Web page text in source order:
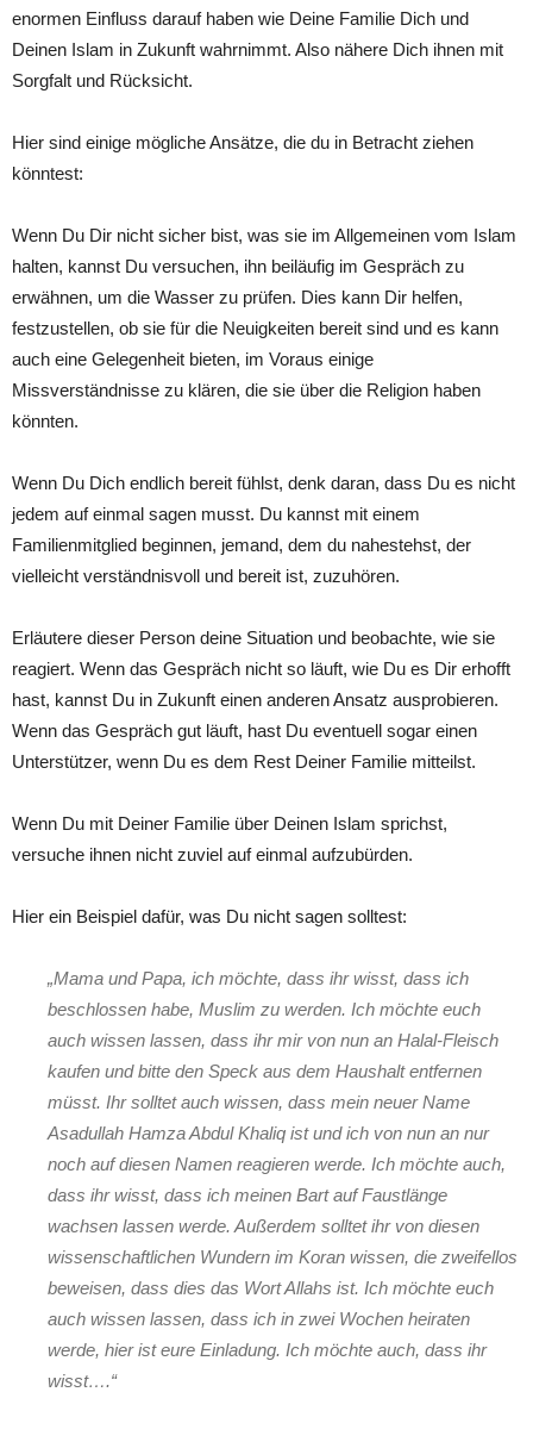
enormen Einfluss darauf haben wie Deine Familie Dich und
Deinen Islam in Zukunft wahrnimmt. Also nähere Dich ihnen mit
Sorgfalt und Rücksicht.
Hier sind einige mögliche Ansätze, die du in Betracht ziehen
könntest:
Wenn Du Dir nicht sicher bist, was sie im Allgemeinen vom Islam
halten, kannst Du versuchen, ihn beiläufig im Gespräch zu
erwähnen, um die Wasser zu prüfen. Dies kann Dir helfen,
festzustellen, ob sie für die Neuigkeiten bereit sind und es kann
auch eine Gelegenheit bieten, im Voraus einige
Missverständnisse zu klären, die sie über die Religion haben
könnten.
Wenn Du Dich endlich bereit fühlst, denk daran, dass Du es nicht
jedem auf einmal sagen musst. Du kannst mit einem
Familienmitglied beginnen, jemand, dem du nahestehst, der
vielleicht verständnisvoll und bereit ist, zuzuhören.
Erläutere dieser Person deine Situation und beobachte, wie sie
reagiert. Wenn das Gespräch nicht so läuft, wie Du es Dir erhofft
hast, kannst Du in Zukunft einen anderen Ansatz ausprobieren.
Wenn das Gespräch gut läuft, hast Du eventuell sogar einen
Unterstützer, wenn Du es dem Rest Deiner Familie mitteilst.
Wenn Du mit Deiner Familie über Deinen Islam sprichst,
versuche ihnen nicht zuviel auf einmal aufzubürden.
Hier ein Beispiel dafür, was Du nicht sagen solltest:
„Mama und Papa, ich möchte, dass ihr wisst, dass ich
beschlossen habe, Muslim zu werden. Ich möchte euch
auch wissen lassen, dass ihr mir von nun an Halal-Fleisch
kaufen und bitte den Speck aus dem Haushalt entfernen
müsst. Ihr solltet auch wissen, dass mein neuer Name
Asadullah Hamza Abdul Khaliq ist und ich von nun an nur
noch auf diesen Namen reagieren werde. Ich möchte auch,
dass ihr wisst, dass ich meinen Bart auf Faustlänge
wachsen lassen werde. Außerdem solltet ihr von diesen
wissenschaftlichen Wundern im Koran wissen, die zweifellos
beweisen, dass dies das Wort Allahs ist. Ich möchte euch
auch wissen lassen, dass ich in zwei Wochen heiraten
werde, hier ist eure Einladung. Ich möchte auch, dass ihr
wisst….“